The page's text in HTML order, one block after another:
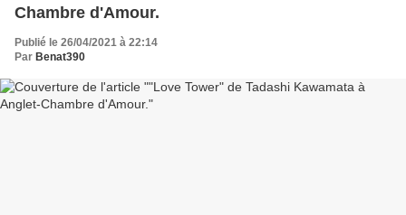
Chambre d'Amour.
Publié le 26/04/2021 à 22:14
Par Benat390